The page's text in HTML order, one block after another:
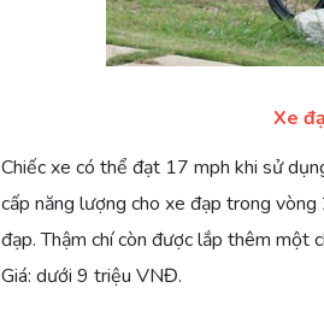
Xe
Chiếc xe có thể đạt 17 mph khi sử
cấp năng lượng cho xe đạp trong
đạp. Thậm chí còn được lắp thêm một
Giá: dưới 9 triệu VNĐ.